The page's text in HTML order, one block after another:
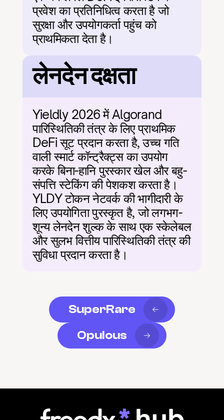
प्रवेश का प्रतिनिधित्व करता है जो
सुरक्षा और उपयोगकर्ता पहुंच को
प्राथमिकता देता है।
लेनदेन दक्षता
Yieldly 2026 में Algorand
पारिस्थितिकी तंत्र के लिए प्राथमिक
DeFi सूट प्रदान करता है, उच्च गति
वाली स्मार्ट कॉन्ट्रैक्ट्स का उपयोग
करके बिना-हानि पुरस्कार खेल और बहु-
संपत्ति स्टेकिंग की पेशकश करता है।
YLDY टोकन नेटवर्क की भागीदारी के
लिए उपयोगिता पुरस्कृत है, जो लगभग-
शून्य लेनदेन शुल्क के साथ एक स्केलेबल
और सुलभ वित्तीय पारिस्थितिकी तंत्र की
सुविधा प्रदान करता है।
SuperRare
Opulous